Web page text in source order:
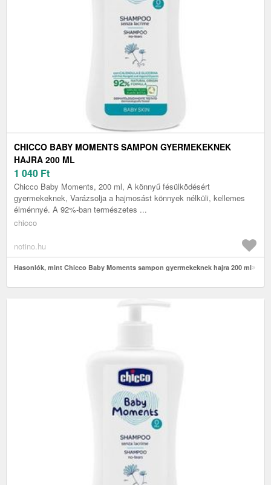
CHICCO BABY MOMENTS SAMPON GYERMEKEKNEK
HAJRA 200 ML
1 040 Ft
Chicco Baby Moments, 200 ml, A könnyű fésülködésért
gyermekeknek, Varázsolja a hajmosást könnyek nélküli, kellemes
élménnyé. A 92%-ban természetes ...
chicco
notino.hu
Hasonlók, mint Chicco Baby Moments sampon gyermekeknek hajra 200 ml